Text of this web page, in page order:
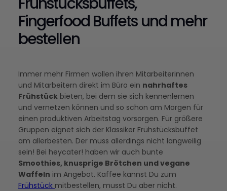
Fingerfood Buffets und mehr
bestellen
Immer mehr Firmen wollen ihren Mitarbeiterinnen
und Mitarbeitern direkt im Büro ein nahrhaftes
Frühstück bieten, bei dem sie sich kennenlernen
und vernetzen können und so schon am Morgen für
einen produktiven Arbeitstag vorsorgen. Für größere
Gruppen eignet sich der Klassiker Frühstücksbuffet
am allerbesten. Der muss allerdings nicht langweilig
sein! Bei heycater! haben wir auch bunte
Smoothies, knusprige Brötchen und vegane
Waffeln im Angebot. Kaffee kannst Du zum
Frühstück mitbestellen, musst Du aber nicht.